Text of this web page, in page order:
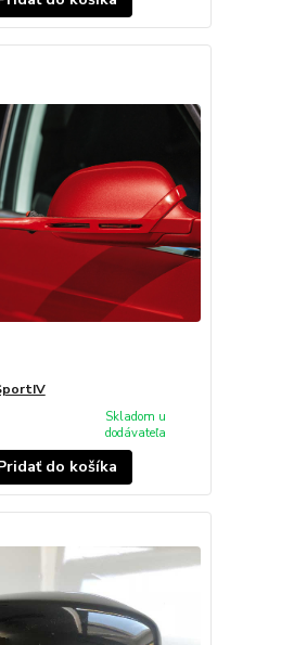
Skladom u
dodávateľa
do košíka